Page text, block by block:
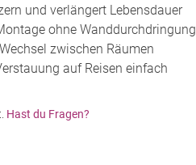
und verlängert Lebensdauer
ohne Wanddurchdringung
zwischen Räumen
auf Reisen einfach
Hast du Fragen?